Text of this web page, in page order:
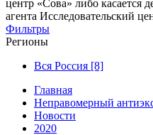
центр «Сова» либо касается
агента Исследовательский
Фильтры
Регионы
Вся Россия [8]
Главная
Неправомерный
Новости
2020